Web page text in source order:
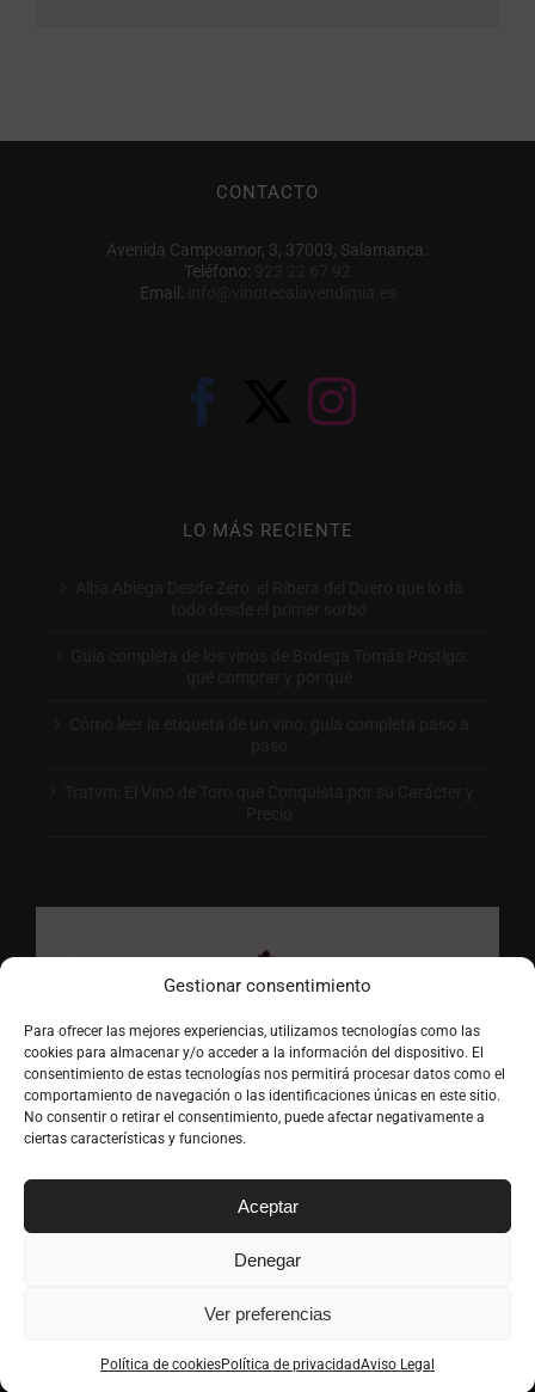
Gestionar consentimiento
Para ofrecer las mejores experiencias, utilizamos tecnologías como las
cookies para almacenar y/o acceder a la información del dispositivo. El
consentimiento de estas tecnologías nos permitirá procesar datos como el
comportamiento de navegación o las identificaciones únicas en este sitio.
No consentir o retirar el consentimiento, puede afectar negativamente a
ciertas características y funciones.
Aceptar
Denegar
Ver preferencias
Política de cookiesPolítica de privacidadAviso Legal
CONTACTO
Avenida Campoamor, 3, 37003, Salamanca.
Teléfono:
Email:
LO MÁS RECIENTE
2026 Vinoteca La Vendimia | Todos los derechos
Política de cookies| Desarrollado porMares Virtuales